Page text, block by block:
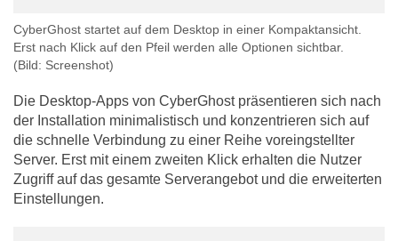
CyberGhost startet auf dem Desktop in einer Kompaktansicht.
Erst nach Klick auf den Pfeil werden alle Optionen sichtbar.
(Bild: Screenshot)
Die Desktop-Apps von CyberGhost präsentieren sich nach
der Installation minimalistisch und konzentrieren sich auf
die schnelle Verbindung zu einer Reihe voreingstellter
Server. Erst mit einem zweiten Klick erhalten die Nutzer
Zugriff auf das gesamte Serverangebot und die erweiterten
Einstellungen.